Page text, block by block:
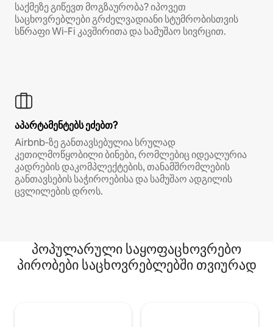
საქმეზე გიწევთ მოგზაურობა? იპოვეთ
საცხოვრებლები გრძელვადიანი სტუმრობისთვის
სწრაფი Wi‑Fi კავშირითა და სამუშაო სივრცით.
აპარტამენტებს ეძებთ?
Airbnb‑ზე განთავსებულია სრულად
კეთილმოწყობილი ბინები, რომლებიც იდეალურია
კადრების დაკომპლექტების, თანამშრომლების
განთავსების საჭიროებისა და სამუშაო ადგილის
ცვლილების დროს.
პოპულარული საყოფაცხოვრებო
პირობები საცხოვრებლებში თვიურად